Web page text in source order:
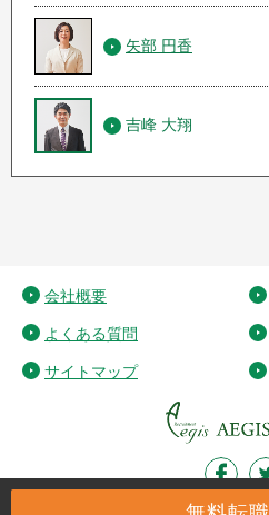
矢部 円香
吉峰 大翔
会社概要
よくある質問
サイトマップ